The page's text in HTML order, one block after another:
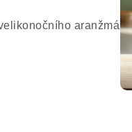
aranžmá